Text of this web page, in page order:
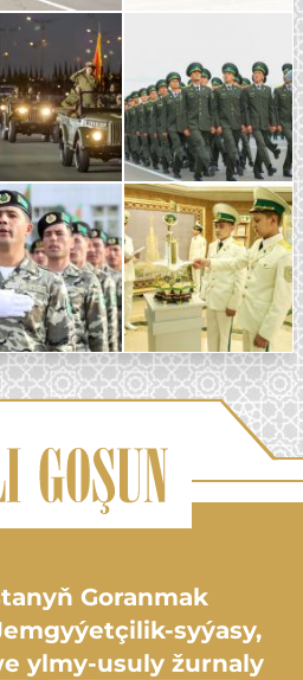
Goranmak
syýasy,
ylmy-usuly žurnaly